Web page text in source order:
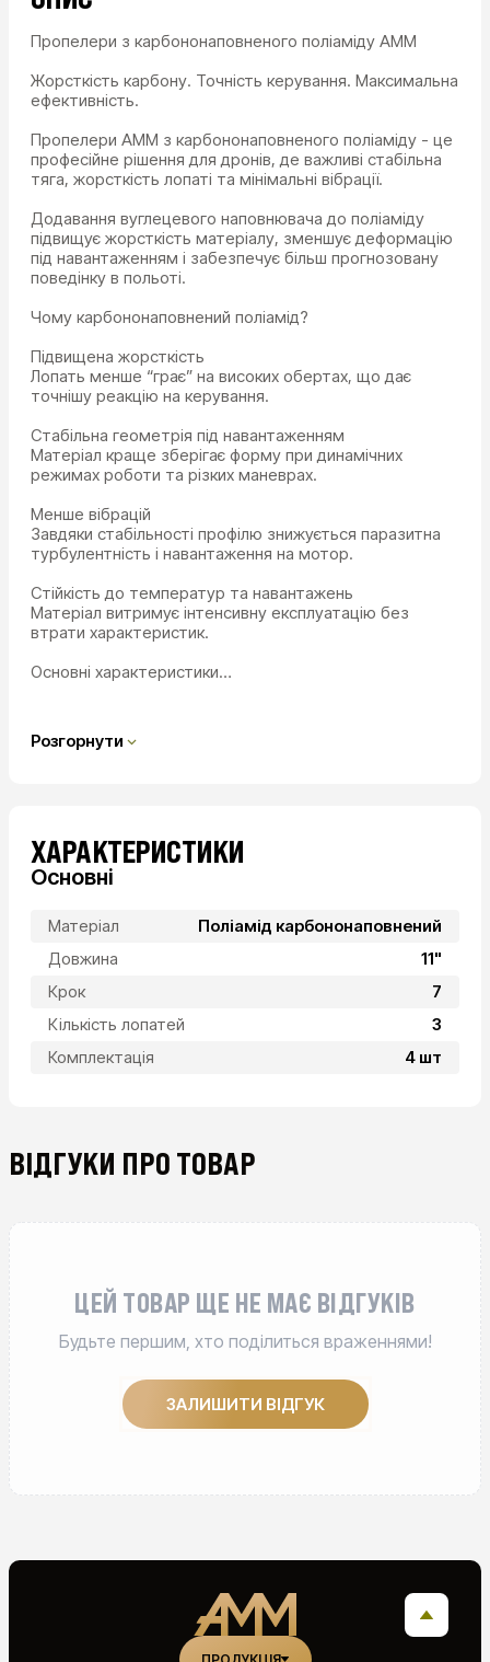
Пропелери з карбононаповненого поліаміду AMM
Жорсткість карбону. Точність керування. Максимальна
ефективність.
Пропелери AMM з карбононаповненого поліаміду - це
професійне рішення для дронів, де важливі стабільна
тяга, жорсткість лопаті та мінімальні вібрації.
Додавання вуглецевого наповнювача до поліаміду
підвищує жорсткість матеріалу, зменшує деформацію
під навантаженням і забезпечує більш прогнозовану
поведінку в польоті.
Чому карбононаповнений поліамід?
Підвищена жорсткість
Лопать менше “грає” на високих обертах, що дає
точнішу реакцію на керування.
Стабільна геометрія під навантаженням
Матеріал краще зберігає форму при динамічних
режимах роботи та різких маневрах.
Менше вібрацій
Завдяки стабільності профілю знижується паразитна
турбулентність і навантаження на мотор.
Стійкість до температур та навантажень
Матеріал витримує інтенсивну експлуатацію без
втрати характеристик.
Основні характеристики…
Розгорнути
ХАРАКТЕРИСТИКИ
Основні
Матеріал
Поліамід карбононаповнений
Довжина
11"
Крок
7
Кількість лопатей
3
Комплектація
4 шт
ВІДГУКИ ПРО ТОВАР
ЦЕЙ ТОВАР ЩЕ НЕ МАЄ ВІДГУКІВ
Будьте першим, хто поділиться враженнями!
ЗАЛИШИТИ ВІДГУК